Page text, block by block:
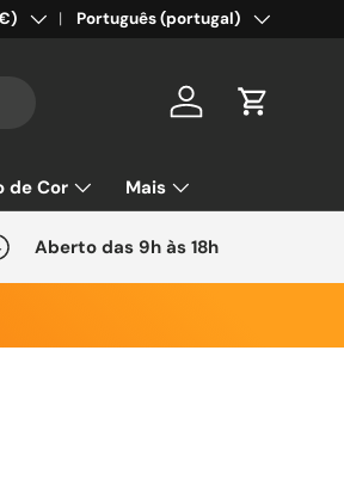
IdiomaPortuguês (portugal)
Conta Carrinho
de Cor
Mais
Aberto das 9h às 18h